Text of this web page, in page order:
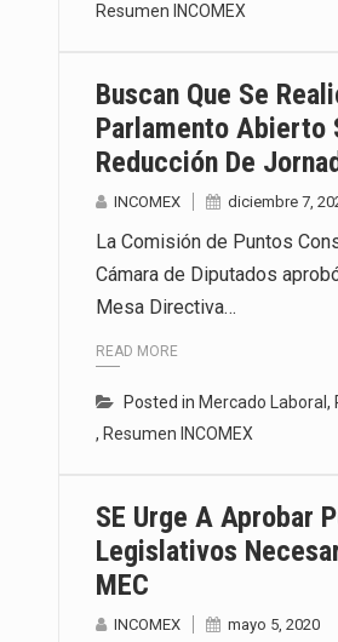
Resumen INCOMEX
Buscan Que Se
Parlamento Abierto
Reducción De
INCOMEX diciembre 7,
La Comisión de Puntos
Cámara de Diputados
Mesa Directiva…
READ MORE
Posted in Mercado Laboral ,
, Resumen INCOMEX
SE Urge A Aprobar
Legislativos
MEC
INCOMEX mayo 5, 2020